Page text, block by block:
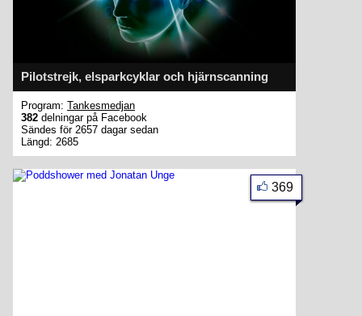
Pilotstrejk, elsparkcyklar och hjärnscanning
Program: Tankesmedjan
382 delningar på Facebook
Sändes för 2657 dagar sedan
Längd: 2685
369